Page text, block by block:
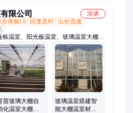
限公司
洽谈
合体验L0 回复及时 出价迅速
栋温室、阳光板温室、玻璃温室大棚、
莓大棚、大棚、花卉大棚、温室大棚、
薄膜大棚、农业大棚、日光温室、单体
培、农业温室、鱼菜共生、玻璃温室
苗玻璃大棚自
化温室大棚智
玻璃温室搭建智
能大棚温室材料